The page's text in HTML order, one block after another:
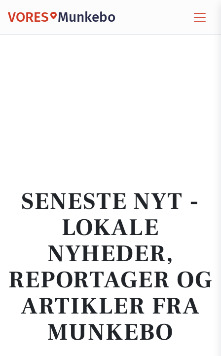
VORES Munkebo
SENESTE NYT -
LOKALE
NYHEDER,
REPORTAGER OG
ARTIKLER FRA
MUNKEBO